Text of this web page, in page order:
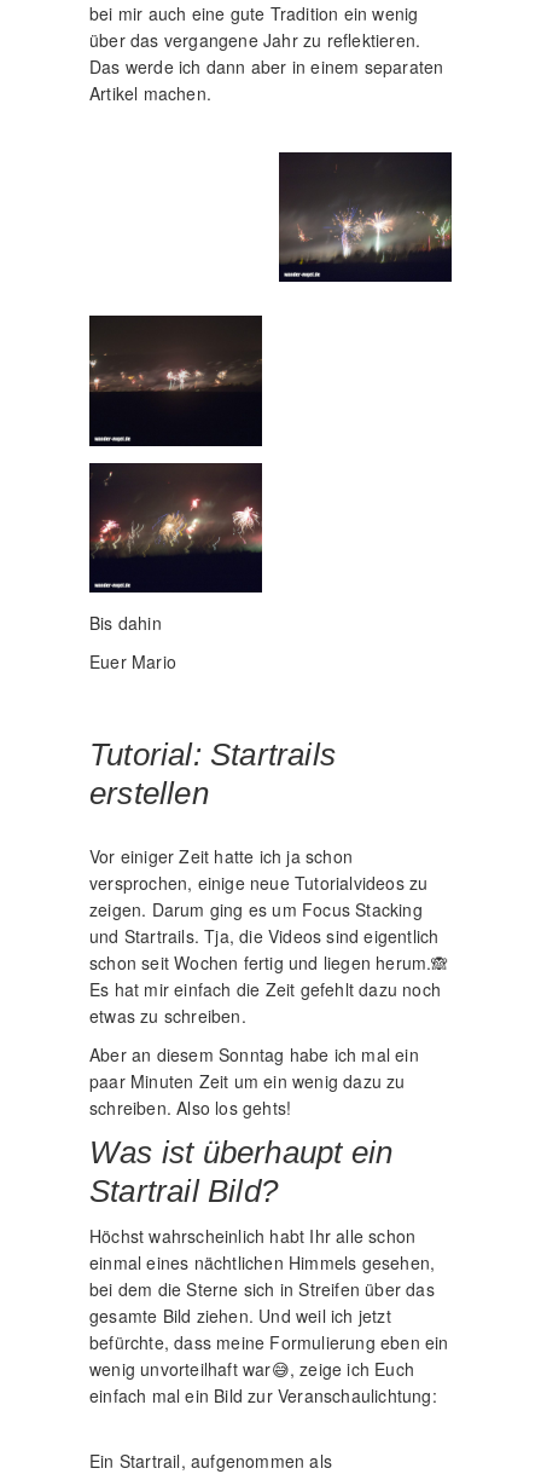
bei mir auch eine gute Tradition ein wenig
über das vergangene Jahr zu reflektieren.
Das werde ich dann aber in einem separaten
Artikel machen.
Bis dahin
Euer Mario
Tutorial: Startrails
erstellen
Vor einiger Zeit hatte ich ja schon
versprochen, einige neue Tutorialvideos zu
zeigen. Darum ging es um Focus Stacking
und Startrails. Tja, die Videos sind eigentlich
schon seit Wochen fertig und liegen herum.🙈
Es hat mir einfach die Zeit gefehlt dazu noch
etwas zu schreiben.
Aber an diesem Sonntag habe ich mal ein
paar Minuten Zeit um ein wenig dazu zu
schreiben. Also los gehts!
Was ist überhaupt ein
Startrail Bild?
Höchst wahrscheinlich habt Ihr alle schon
einmal eines nächtlichen Himmels gesehen,
bei dem die Sterne sich in Streifen über das
gesamte Bild ziehen. Und weil ich jetzt
befürchte, dass meine Formulierung eben ein
wenig unvorteilhaft war😅, zeige ich Euch
einfach mal ein Bild zur Veranschaulichtung:
Ein Startrail, aufgenommen als